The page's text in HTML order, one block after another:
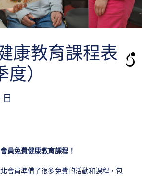
康教育課程表
度）
員免費健康教育課程！
會員準備了很多免費的活動和課程，包